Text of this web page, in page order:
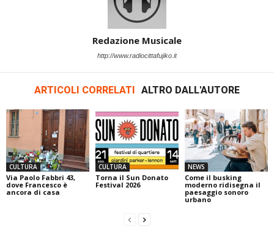
Redazione Musicale
http://www.radiocittafujiko.it
ARTICOLI CORRELATI ALTRO DALL'AUTORE
CULTURA
Via Paolo Fabbri 43,
dove Francesco è
ancora di casa
CULTURA
Torna il Sun Donato
Festival 2026
NEWS
Come il busking
moderno ridisegna il
paesaggio sonoro
urbano